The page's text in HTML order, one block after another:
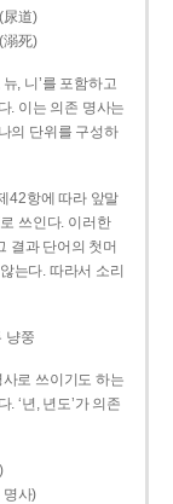
尿道)
溺死)
, 니’를 포함하고
. 이는 의존 명사는
의 단위를 구성하
42항에 따라 앞말
쓰인다. 이러한
결과 단어의 첫머
는다. 따라서 소리
냥쭝
사로 쓰이기도 하는
‘년, 년도’가 의존
명사)